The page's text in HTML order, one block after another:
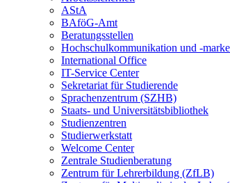
AStA
BAföG-Amt
Beratungsstellen
Hochschulkommunikation und -
International Office
IT-Service Center
Sekretariat für Studierende
Sprachenzentrum (SZHB)
Staats- und Universitätsbibliothek
Studienzentren
Studierwerkstatt
Welcome Center
Zentrale Studienberatung
Zentrum für Lehrerbildung (ZfLB)